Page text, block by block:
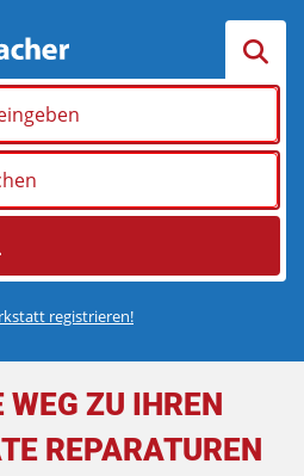
registrieren!
WEG ZU IHREN
REPARATUREN